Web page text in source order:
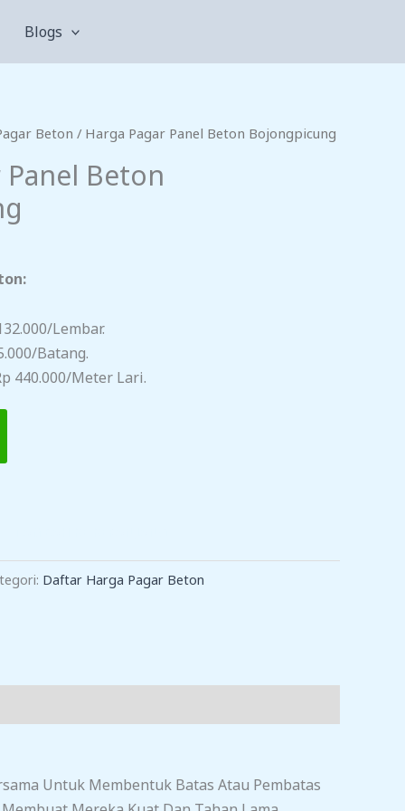
Blogs
Beton / Harga Pagar Panel Beton Bojongpicung
Beton
lembar.
batang.
440.000/meter Lari.
Daftar Harga Pagar Beton
Untuk Membentuk Batas Atau Pembatas